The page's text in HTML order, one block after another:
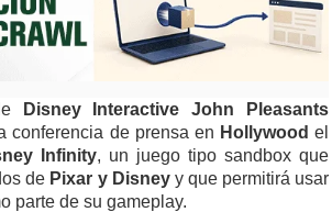
Disney Interactive John Pleasants
conferencia de prensa en Hollywood el
Infinity, un juego tipo sandbox que
de Pixar y Disneyy que permitirá usar
parte de su gameplay.